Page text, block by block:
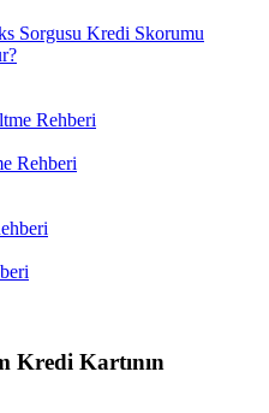
Sorgusu Kredi Skorumu
Rehberi
Kredi Kartının